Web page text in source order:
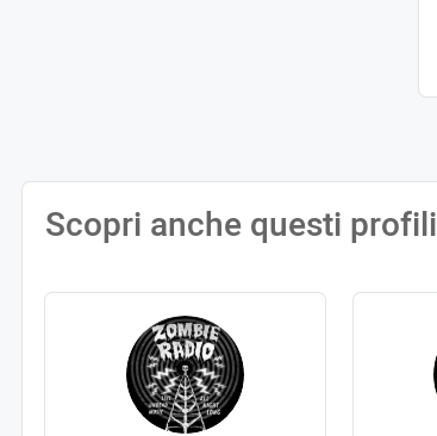
Scopri anche questi profili